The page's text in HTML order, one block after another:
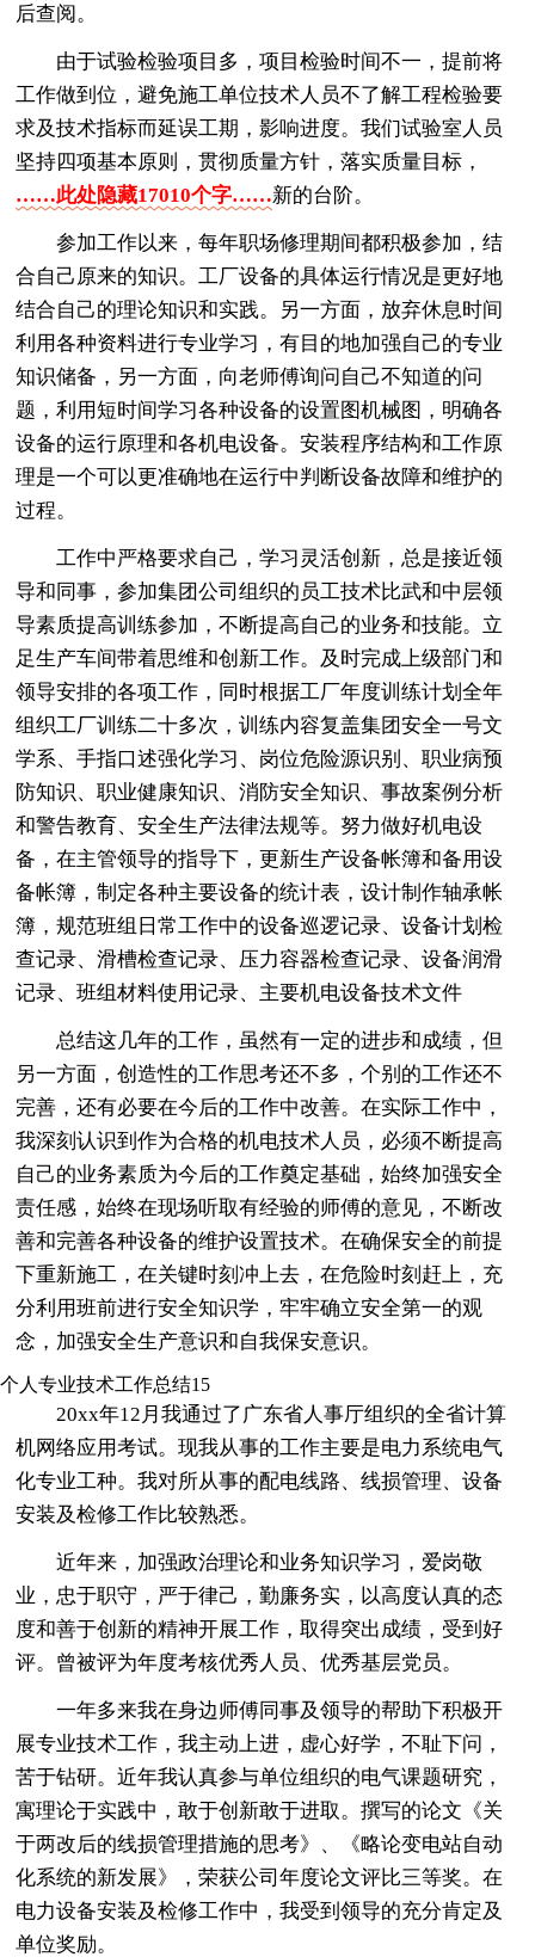
后查阅。
由于试验检验项目多，项目检验时间不一，提前将
工作做到位，避免施工单位技术人员不了解工程检验要
求及技术指标而延误工期，影响进度。我们试验室人员
坚持四项基本原则，贯彻质量方针，落实质量目标，
……此处隐藏17010个字……新的台阶。
参加工作以来，每年职场修理期间都积极参加，结
合自己原来的知识。工厂设备的具体运行情况是更好地
结合自己的理论知识和实践。另一方面，放弃休息时间
利用各种资料进行专业学习，有目的地加强自己的专业
知识储备，另一方面，向老师傅询问自己不知道的问
题，利用短时间学习各种设备的设置图机械图，明确各
设备的运行原理和各机电设备。安装程序结构和工作原
理是一个可以更准确地在运行中判断设备故障和维护的
过程。
工作中严格要求自己，学习灵活创新，总是接近领
导和同事，参加集团公司组织的员工技术比武和中层领
导素质提高训练参加，不断提高自己的业务和技能。立
足生产车间带着思维和创新工作。及时完成上级部门和
领导安排的各项工作，同时根据工厂年度训练计划全年
组织工厂训练二十多次，训练内容复盖集团安全一号文
学系、手指口述强化学习、岗位危险源识别、职业病预
防知识、职业健康知识、消防安全知识、事故案例分析
和警告教育、安全生产法律法规等。努力做好机电设
备，在主管领导的指导下，更新生产设备帐簿和备用设
备帐簿，制定各种主要设备的统计表，设计制作轴承帐
簿，规范班组日常工作中的设备巡逻记录、设备计划检
查记录、滑槽检查记录、压力容器检查记录、设备润滑
记录、班组材料使用记录、主要机电设备技术文件
总结这几年的工作，虽然有一定的进步和成绩，但
另一方面，创造性的工作思考还不多，个别的工作还不
完善，还有必要在今后的工作中改善。在实际工作中，
我深刻认识到作为合格的机电技术人员，必须不断提高
自己的业务素质为今后的工作奠定基础，始终加强安全
责任感，始终在现场听取有经验的师傅的意见，不断改
善和完善各种设备的维护设置技术。在确保安全的前提
下重新施工，在关键时刻冲上去，在危险时刻赶上，充
分利用班前进行安全知识学，牢牢确立安全第一的观
念，加强安全生产意识和自我保安意识。
个人专业技术工作总结15
20xx年12月我通过了广东省人事厅组织的全省计算
机网络应用考试。现我从事的工作主要是电力系统电气
化专业工种。我对所从事的配电线路、线损管理、设备
安装及检修工作比较熟悉。
近年来，加强政治理论和业务知识学习，爱岗敬
业，忠于职守，严于律己，勤廉务实，以高度认真的态
度和善于创新的精神开展工作，取得突出成绩，受到好
评。曾被评为年度考核优秀人员、优秀基层党员。
一年多来我在身边师傅同事及领导的帮助下积极开
展专业技术工作，我主动上进，虚心好学，不耻下问，
苦于钻研。近年我认真参与单位组织的电气课题研究，
寓理论于实践中，敢于创新敢于进取。撰写的论文《关
于两改后的线损管理措施的思考》、《略论变电站自动
化系统的新发展》，荣获公司年度论文评比三等奖。在
电力设备安装及检修工作中，我受到领导的充分肯定及
单位奖励。